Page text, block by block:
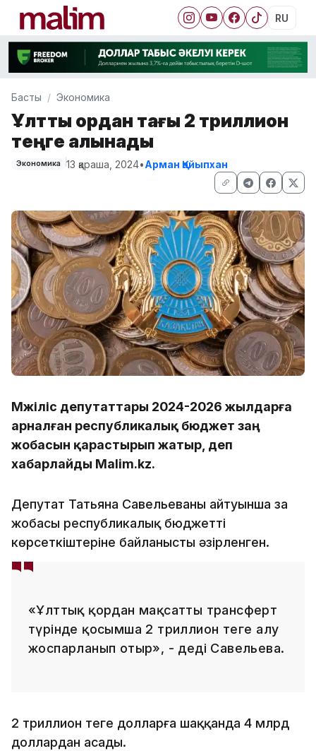
RU
Басты Экономика
Ұлттық қордан тағы 2 триллион
теңге алынады
Экономика 13 қараша, 2024•Арман Қайыпхан
Мәжіліс депутаттары 2024-2026 жылдарға
арналған республикалық бюджет заң
жобасын қарастырып жатыр, деп
хабарлайды Malim.kz.
Депутат Татьяна Савельеваның айтуынша заң
жобасы республикалық бюджеттің
көрсеткіштеріне байланысты әзірленген.
«Ұлттық қордан мақсатты трансферт
түрінде қосымша 2 триллион теңге алу
жоспарланып отыр», - деді Савельева.
2 триллион теңге долларға шаққанда 4 млрд
доллардан асады.